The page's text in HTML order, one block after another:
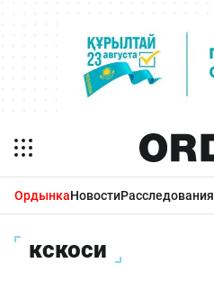
ОрдынкаНовостиРасследования
кскоси